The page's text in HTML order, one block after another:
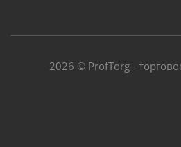
2026 © ProfTorg -